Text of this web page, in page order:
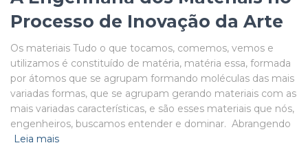
Processo de Inovação da Arte
Os materiais Tudo o que tocamos, comemos, vemos e
utilizamos é constituído de matéria, matéria essa, formada
por átomos que se agrupam formando moléculas das mais
variadas formas, que se agrupam gerando materiais com as
mais variadas características, e são esses materiais que nós,
engenheiros, buscamos entender e dominar. Abrangendo
Leia mais